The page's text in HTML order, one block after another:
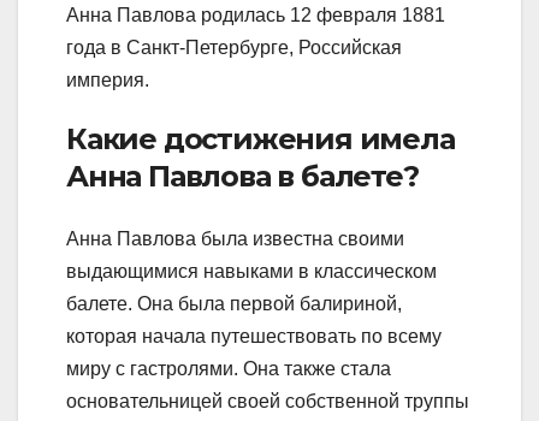
Анна Павлова родилась 12 февраля 1881
года в Санкт-Петербурге, Российская
империя.
Какие достижения имела
Анна Павлова в балете?
Анна Павлова была известна своими
выдающимися навыками в классическом
балете. Она была первой балириной,
которая начала путешествовать по всему
миру с гастролями. Она также стала
основательницей своей собственной труппы